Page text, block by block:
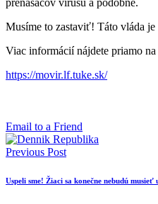
Musíme to zastaviť! Táto vláda je
Viac informácií nájdete priamo na
https://movir.lf.tuke.sk/
Email to a Friend
Previous Post
Uspeli sme! Žiaci sa konečne nebudú